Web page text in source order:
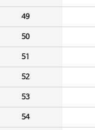
49
50
51
52
53
54